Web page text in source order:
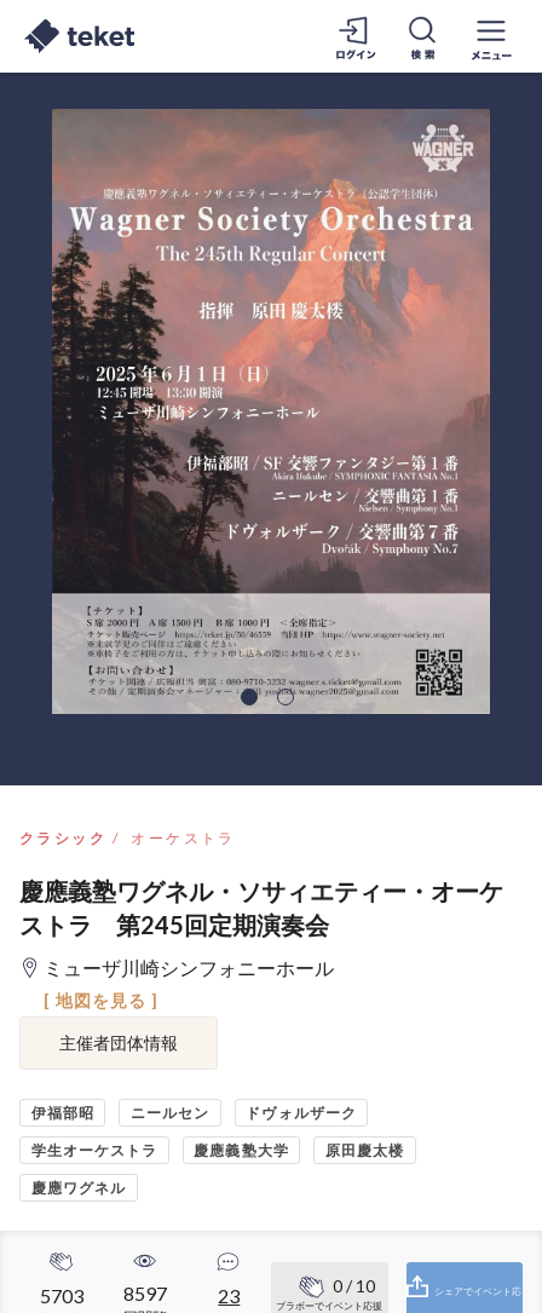
クラシック オーケストラ
慶應義塾ワグネル・ソサィエティー・オーケ
ストラ 第245回定期演奏会
ミューザ川崎シンフォニーホール
[ 地図を見る ]
主催者団体情報
伊福部昭 ニールセン ドヴォルザーク
学生オーケストラ 慶應義塾大学 原田慶太楼
慶應ワグネル
5703 8597 23 0/ 10
ブラボーでイベント応援
シェアでイベント応